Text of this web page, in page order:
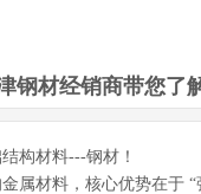
钢材经销商带您了
构材料---钢材！
属材料，核心优势在于